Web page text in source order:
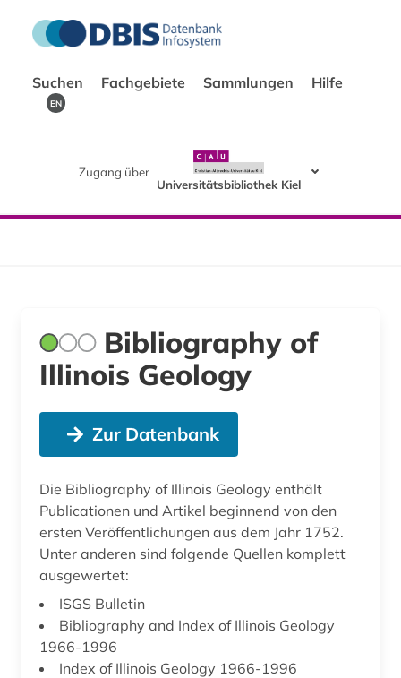
Suchen Fachgebiete Sammlungen Hilfe
EN
Zugang über
Universitätsbibliothek Kiel
Bibliography of
Illinois Geology
Zur Datenbank
Die Bibliography of Illinois Geology enthält
Publicationen und Artikel beginnend von den
ersten Veröffentlichungen aus dem Jahr 1752.
Unter anderen sind folgende Quellen komplett
ausgewertet:
ISGS Bulletin
Bibliography and Index of Illinois Geology
1966-1996
Index of Illinois Geology 1966-1996